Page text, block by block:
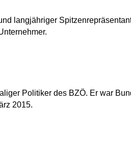
langjähriger
Politiker des BZÖ. Er war
2015.